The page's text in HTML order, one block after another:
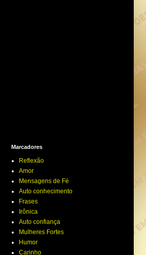
Marcadores
Reflexão
Amor
Mensagens de Fé
Auto conhecimento
Frases
Irônica
Auto confiança
Mulheres Fortes
Humor
Carinho